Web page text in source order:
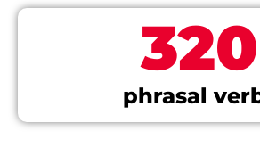
phrasal
320